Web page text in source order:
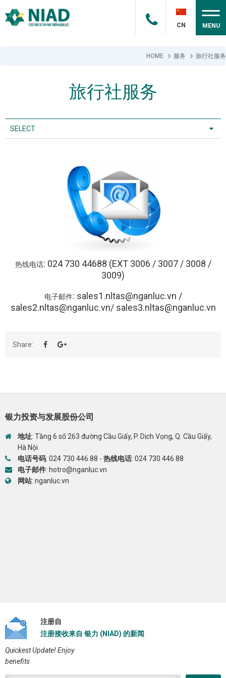
CN MENU
HOME 服务 旅行社服务
旅行社服务
SELECT
热线电话: 024 730 44688 (EXT 3006 / 3007 / 3008 /
3009)
电子邮件: sales1.nltas@nganluc.vn /
sales2.nltas@nganluc.vn/ sales3.nltas@nganluc.vn
Share:
银力投资与发展股份公司
地址: Tầng 6 số 263 đường Cầu Giấy, P. Dịch Vọng, Q. Cầu Giấy,
Hà Nội
电话号码: 024 730 446 88 - 热线电话: 024 730 446 88
电子邮件: hotro@nganluc.vn
网站: nganluc.vn
注册自
注册接收来自 银力 (NIAD) 的新闻
Quickest Update! Enjoy
benefits